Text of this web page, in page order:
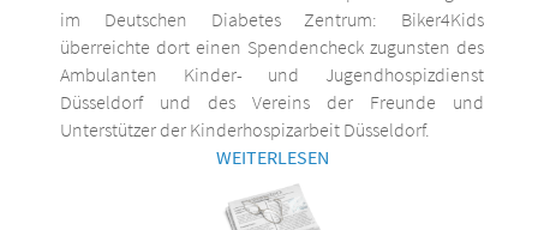
im Deutschen Diabetes Zentrum: Biker4Kids
überreichte dort einen Spendencheck zugunsten des
Ambulanten Kinder- und Jugendhospizdienst
Düsseldorf und des Vereins der Freunde und
Unterstützer der Kinderhospizarbeit Düsseldorf.
WEITERLESEN